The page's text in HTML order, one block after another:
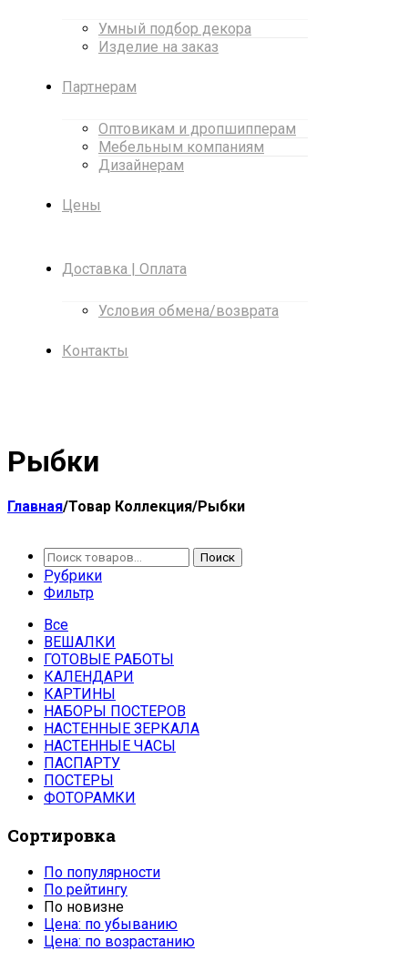
Умный подбор декора
Изделие на заказ
Партнерам
Оптовикам и дропшипперам
Мебельным компаниям
Дизайнерам
Цены
Доставка | Оплата
Условия обмена/возврата
Контакты
Рыбки
Главная/Товар Коллекция/Рыбки
Поиск Поиск
Рубрики
Фильтр
Все
ВЕШАЛКИ
ГОТОВЫЕ РАБОТЫ
КАЛЕНДАРИ
КАРТИНЫ
НАБОРЫ ПОСТЕРОВ
НАСТЕННЫЕ ЗЕРКАЛА
НАСТЕННЫЕ ЧАСЫ
ПАСПАРТУ
ПОСТЕРЫ
ФОТОРАМКИ
Сортировка
По популярности
По рейтингу
По новизне
Цена: по убыванию
Цена: по возрастанию